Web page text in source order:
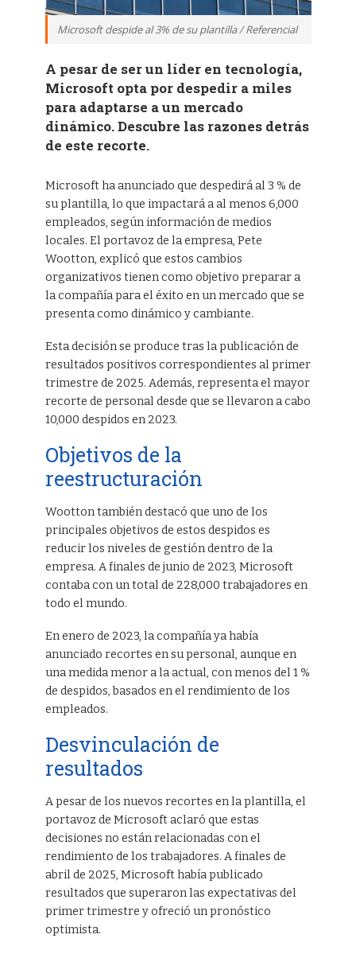
Microsoft despide al 3% de su plantilla / Referencial
A pesar de ser un líder en tecnología,
Microsoft opta por despedir a miles
para adaptarse a un mercado
dinámico. Descubre las razones detrás
de este recorte.
Microsoft ha anunciado que despedirá al 3 % de
su plantilla, lo que impactará a al menos 6,000
empleados, según información de medios
locales. El portavoz de la empresa, Pete
Wootton, explicó que estos cambios
organizativos tienen como objetivo preparar a
la compañía para el éxito en un mercado que se
presenta como dinámico y cambiante.
Esta decisión se produce tras la publicación de
resultados positivos correspondientes al primer
trimestre de 2025. Además, representa el mayor
recorte de personal desde que se llevaron a cabo
10,000 despidos en 2023.
Objetivos de la
reestructuración
Wootton también destacó que uno de los
principales objetivos de estos despidos es
reducir los niveles de gestión dentro de la
empresa. A finales de junio de 2023, Microsoft
contaba con un total de 228,000 trabajadores en
todo el mundo.
En enero de 2023, la compañía ya había
anunciado recortes en su personal, aunque en
una medida menor a la actual, con menos del 1 %
de despidos, basados en el rendimiento de los
empleados.
Desvinculación de
resultados
A pesar de los nuevos recortes en la plantilla, el
portavoz de Microsoft aclaró que estas
decisiones no están relacionadas con el
rendimiento de los trabajadores. A finales de
abril de 2025, Microsoft había publicado
resultados que superaron las expectativas del
primer trimestre y ofreció un pronóstico
optimista.